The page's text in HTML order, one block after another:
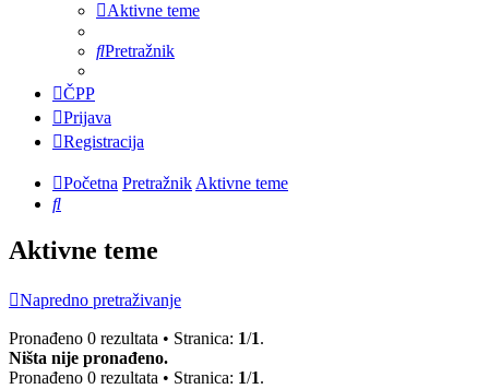
Aktivne teme
Pretražnik
ČPP
Prijava
Registracija
Početna PretražnikAktivne teme
Pretražnik
Aktivne teme
Napredno pretraživanje
Pronađeno 0 rezultata • Stranica: 1/1.
Ništa nije pronađeno.
Pronađeno 0 rezultata • Stranica: 1/1.